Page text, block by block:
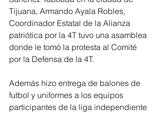
Tijuana, Armando Ayala Robles,
Coordinador Estatal de la Alianza
patriótica por la 4T tuvo una asamblea
donde le tomó la protesta al Comité
por la Defensa de la 4T.
Además hizo entrega de balones de
futbol y uniformes a los equipos
participantes de la liga independiente